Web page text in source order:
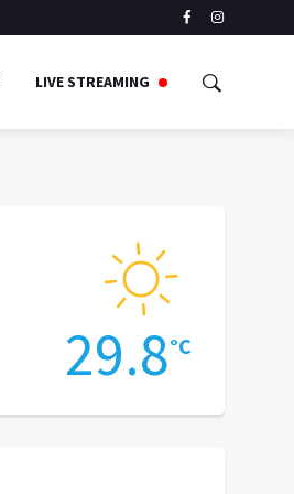
LIVE STREAMING
29.8°C